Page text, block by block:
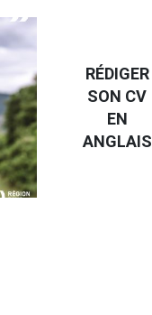
RÉDIGER
SON CV
EN
ANGLAIS